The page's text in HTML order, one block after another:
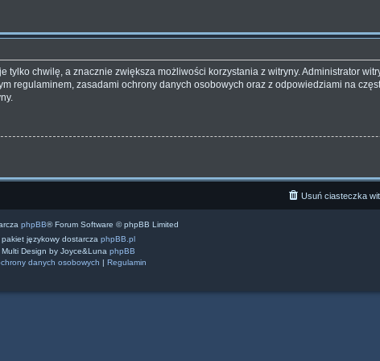
chwilę, a znacznie zwiększa możliwości korzystania z witryny. Administrator
regulaminem, zasadami ochrony danych osobowych oraz z odpowiedziami na
Usuń ciasteczka
phpBB® Forum Software © phpBB Limited
pakiet językowy dostarcza phpBB.pl
Design by Joyce&Luna phpBB
danych osobowych | Regulamin